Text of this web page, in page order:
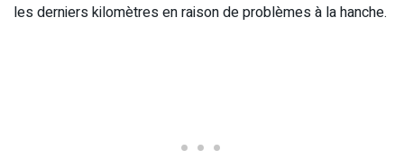
les derniers kilomètres en raison de problèmes à la hanche.